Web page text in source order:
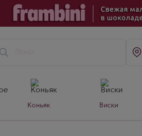
Коньяк Виски